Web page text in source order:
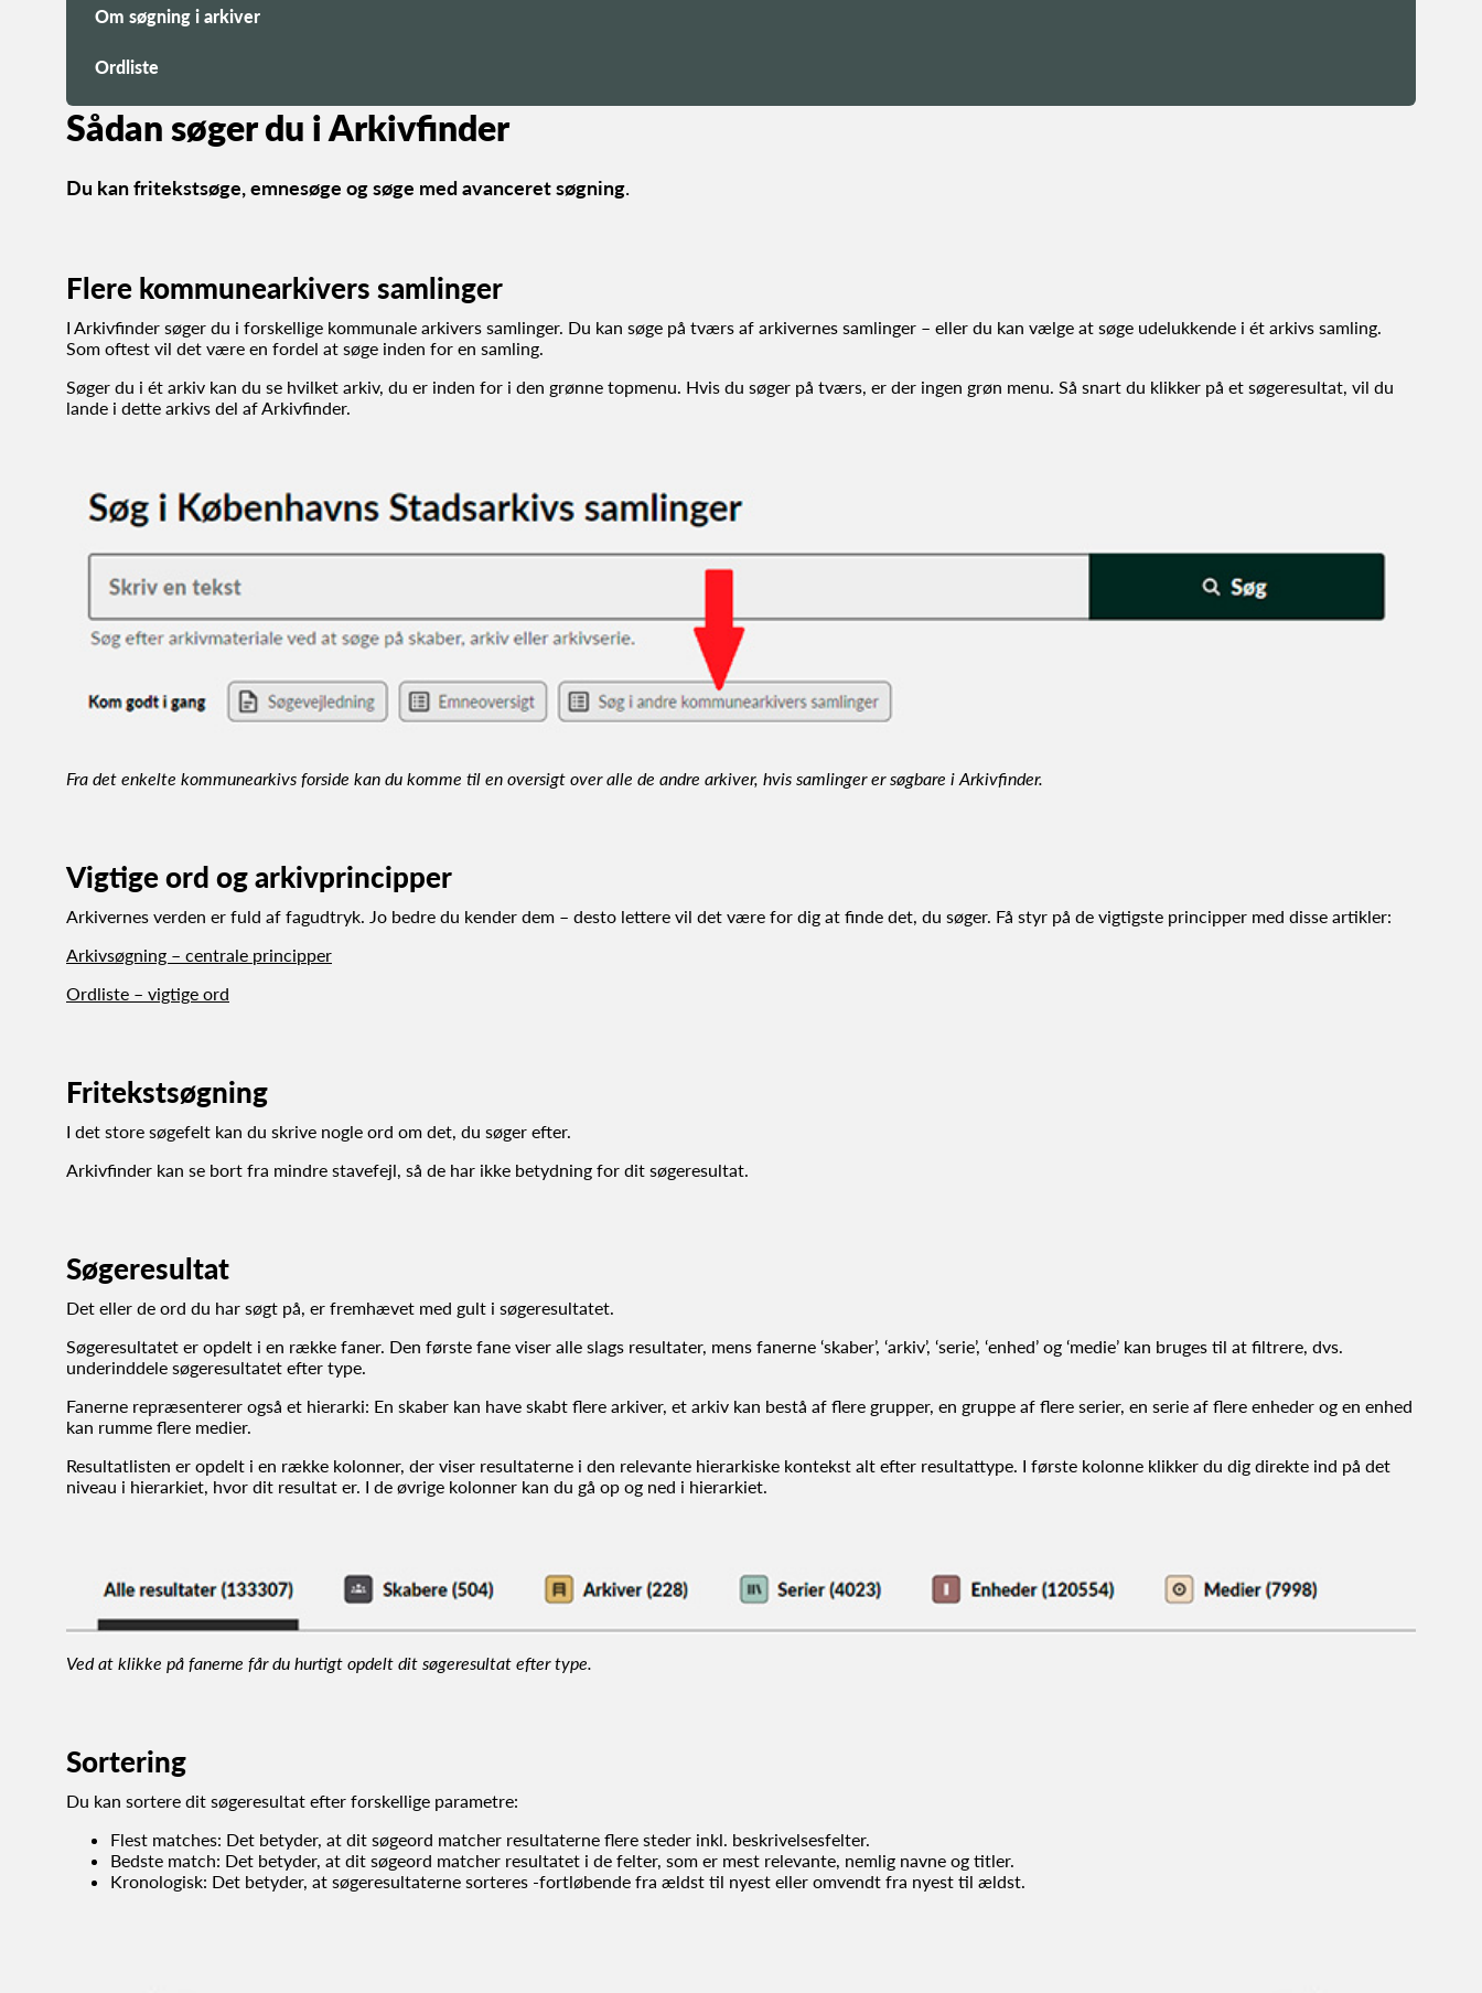
Om søgning i arkiver
Ordliste
Sådan søger du i Arkivfinder
Du kan fritekstsøge, emnesøge og søge med avanceret søgning.
Flere kommunearkivers samlinger
I Arkivfinder søger du i forskellige kommunale arkivers samlinger. Du kan søge på tværs af arkivernes samlinger – eller du kan vælge at søge udelukkende i ét arkivs samling.
Som oftest vil det være en fordel at søge inden for en samling.
Søger du i ét arkiv kan du se hvilket arkiv, du er inden for i den grønne topmenu. Hvis du søger på tværs, er der ingen grøn menu. Så snart du klikker på et søgeresultat, vil du
lande i dette arkivs del af Arkivfinder.
Fra det enkelte kommunearkivs forside kan du komme til en oversigt over alle de andre arkiver, hvis samlinger er søgbare i Arkivfinder.
Vigtige ord og arkivprincipper
Arkivernes verden er fuld af fagudtryk. Jo bedre du kender dem – desto lettere vil det være for dig at finde det, du søger. Få styr på de vigtigste principper med disse artikler:
Arkivsøgning – centrale principper
Ordliste – vigtige ord
Fritekstsøgning
I det store søgefelt kan du skrive nogle ord om det, du søger efter.
Arkivfinder kan se bort fra mindre stavefejl, så de har ikke betydning for dit søgeresultat.
Søgeresultat
Det eller de ord du har søgt på, er fremhævet med gult i søgeresultatet.
Søgeresultatet er opdelt i en række faner. Den første fane viser alle slags resultater, mens fanerne ‘skaber’, ‘arkiv’, ‘serie’, ‘enhed’ og ‘medie’ kan bruges til at filtrere, dvs.
underinddele søgeresultatet efter type.
Fanerne repræsenterer også et hierarki: En skaber kan have skabt flere arkiver, et arkiv kan bestå af flere grupper, en gruppe af flere serier, en serie af flere enheder og en enhed
kan rumme flere medier.
Resultatlisten er opdelt i en række kolonner, der viser resultaterne i den relevante hierarkiske kontekst alt efter resultattype. I første kolonne klikker du dig direkte ind på det
niveau i hierarkiet, hvor dit resultat er. I de øvrige kolonner kan du gå op og ned i hierarkiet.
Ved at klikke på fanerne får du hurtigt opdelt dit søgeresultat efter type.
Sortering
Du kan sortere dit søgeresultat efter forskellige parametre:
Flest matches: Det betyder, at dit søgeord matcher resultaterne flere steder inkl. beskrivelsesfelter.
Bedste match: Det betyder, at dit søgeord matcher resultatet i de felter, som er mest relevante, nemlig navne og titler.
Kronologisk: Det betyder, at søgeresultaterne sorteres -fortløbende fra ældst til nyest eller omvendt fra nyest til ældst.